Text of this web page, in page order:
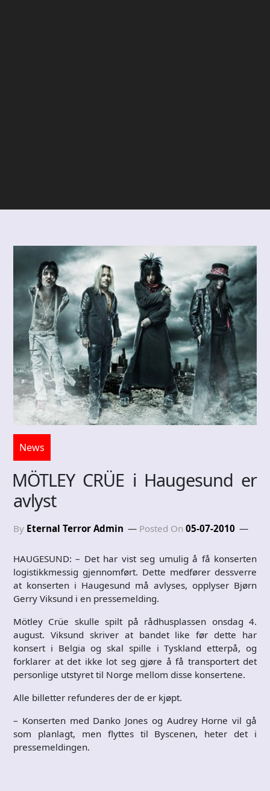
News
MÖTLEY CRÜE i Haugesund er
avlyst
By Eternal Terror Admin Posted On 05-07-2010
HAUGESUND: – Det har vist seg umulig å få konserten
logistikkmessig gjennomført. Dette medfører dessverre
at konserten i Haugesund må avlyses, opplyser Bjørn
Gerry Viksund i en pressemelding.
Mötley Crüe skulle spilt på rådhusplassen onsdag 4.
august. Viksund skriver at bandet like før dette har
konsert i Belgia og skal spille i Tyskland etterpå, og
forklarer at det ikke lot seg gjøre å få transportert det
personlige utstyret til Norge mellom disse konsertene.
Alle billetter refunderes der de er kjøpt.
– Konserten med Danko Jones og Audrey Horne vil gå
som planlagt, men flyttes til Byscenen, heter det i
pressemeldingen.